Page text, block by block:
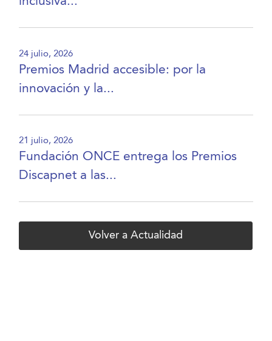
24 julio, 2026
Premios Madrid accesible: por la
innovación y la...
21 julio, 2026
Fundación ONCE entrega los Premios
Discapnet a las...
Volver a Actualidad